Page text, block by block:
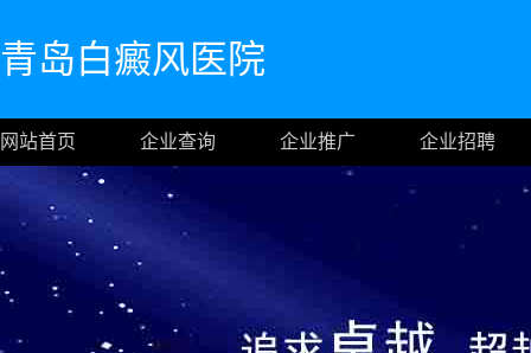
青岛白癜风医院
网站首页 企业查询 企业推广 企业招聘